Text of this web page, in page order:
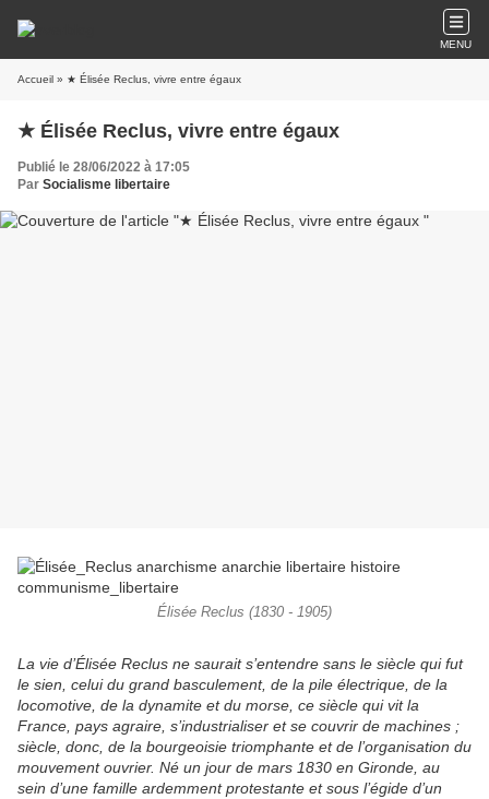
MENU
Accueil » ★ Élisée Reclus, vivre entre égaux
★ Élisée Reclus, vivre entre égaux
Publié le 28/06/2022 à 17:05
Par Socialisme libertaire
Élisée Reclus (1830 - 1905)
La vie d’Élisée Reclus ne saurait s’entendre sans le siècle qui fut
le sien, celui du grand basculement, de la pile électrique, de la
locomotive, de la dynamite et du morse, ce siècle qui vit la
France, pays agraire, s’industrialiser et se couvrir de machines ;
siècle, donc, de la bourgeoisie triomphante et de l’organisation du
mouvement ouvrier. Né un jour de mars 1830 en Gironde, au
sein d’une famille ardemment protestante et sous l’égide d’un